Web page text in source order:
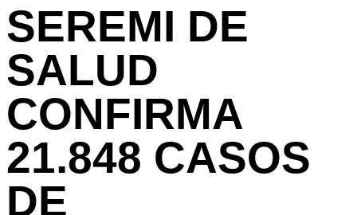
SEREMI DE
SALUD
CONFIRMA
21.848 CASOS
DE